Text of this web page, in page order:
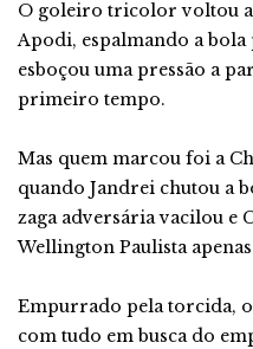
O goleiro tricolor voltou
Apodi, espalmando a
esboçou uma pressão a
primeiro tempo.
Mas quem marcou foi a
quando Jandrei chutou a
zaga adversária vacilou e
Wellington Paulista
Empurrado pela torcida,
com tudo em busca do